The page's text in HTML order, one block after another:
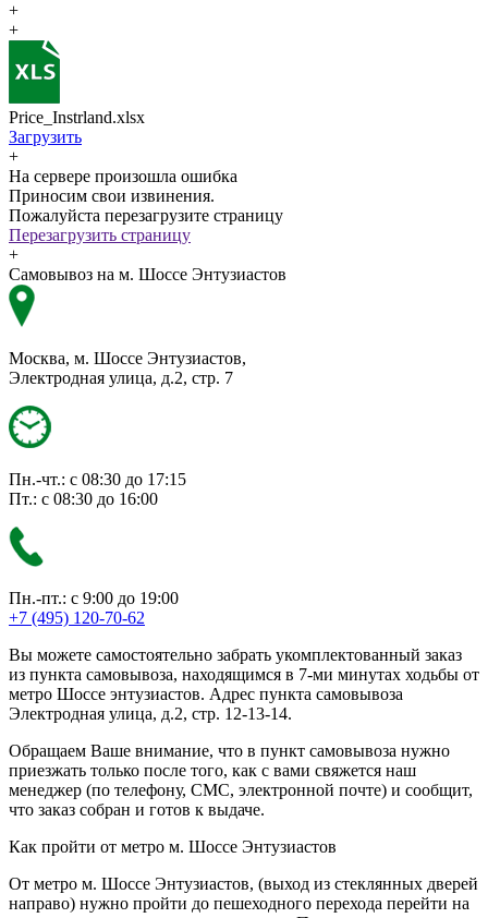
+
+
Price_Instrland.xlsx
Загрузить
+
На сервере произошла ошибка
Приносим свои извинения.
Пожалуйста перезагрузите страницу
Перезагрузить страницу
+
Самовывоз на м. Шоссе Энтузиастов
Москва, м. Шоссе Энтузиастов,
Электродная улица, д.2, стр. 7
Пн.-чт.: с 08:30 до 17:15
Пт.: с 08:30 до 16:00
Пн.-пт.: с 9:00 до 19:00
+7 (495) 120-70-62
Вы можете самостоятельно забрать укомплектованный заказ
из пункта самовывоза, находящимся в 7-ми минутах ходьбы от
метро Шоссе энтузиастов. Адрес пункта самовывоза
Электродная улица, д.2, стр. 12-13-14.
Обращаем Ваше внимание, что в пункт самовывоза нужно
приезжать только после того, как с вами свяжется наш
менеджер (по телефону, СМС, электронной почте) и сообщит,
что заказ собран и готов к выдаче.
Как пройти от метро м. Шоссе Энтузиастов
От метро м. Шоссе Энтузиастов, (выход из стеклянных дверей
направо) нужно пройти до пешеходного перехода перейти на